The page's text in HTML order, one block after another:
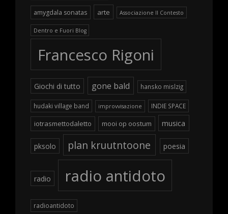
amygdala sonatas arte Associazione Il Contesto
Dentro e Fuori Blog
Francesco Rigoni
Giochi di tutto gone bald hansko mislzig
hudaki village band improvvisazione INDIE SPACE
iotrasmettodaletto mooi op oostum musica
pksolo plan kruutntoone poesia
radio radio antidoto
radioantidoto